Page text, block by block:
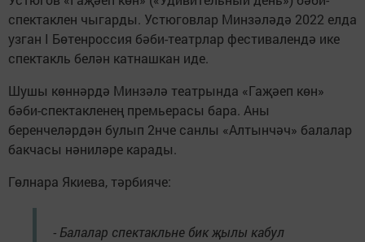
спектаклен чыгарды. Устюговлар Минзәләдә 2022 елда
узган I Бөтенроссия бәби-театрлар фестивалендә ике
спектакль белән катнашкан иде.
Шушы көннәрдә Минзәлә театрында «Гаҗәеп көн»
бәби-спектакленең премьерасы бара. Аны
беренчеләрдән булып 2нче санлы «Алтынчәч» балалар
бакчасы нәниләре карады.
Гөлнара Якиева, тәрбияче:
- Балалар спектакльне бик җылы кабул